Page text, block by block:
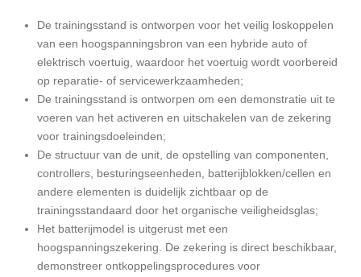
n
De trainingsstand is ontworpen voor het veilig loskoppelen
van een hoogspanningsbron van een hybride auto of
elektrisch voertuig, waardoor het voertuig wordt voorbereid
op reparatie- of servicewerkzaamheden;
De trainingsstand is ontworpen om een demonstratie uit te
voeren van het activeren en uitschakelen van de zekering
voor trainingsdoeleinden;
De structuur van de unit, de opstelling van componenten,
controllers, besturingseenheden, batterijblokken/cellen en
andere elementen is duidelijk zichtbaar op de
trainingsstandaard door het organische veiligheidsglas;
Het batterijmodel is uitgerust met een
hoogspanningszekering. De zekering is direct beschikbaar,
demonstreer ontkoppelingsprocedures voor